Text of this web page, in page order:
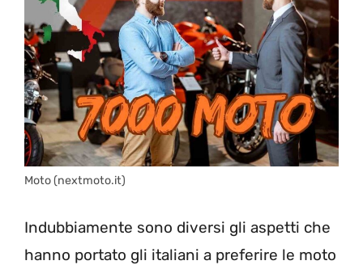
Moto (nextmoto.it)
Indubbiamente sono diversi gli aspetti che
hanno portato gli italiani a preferire le moto